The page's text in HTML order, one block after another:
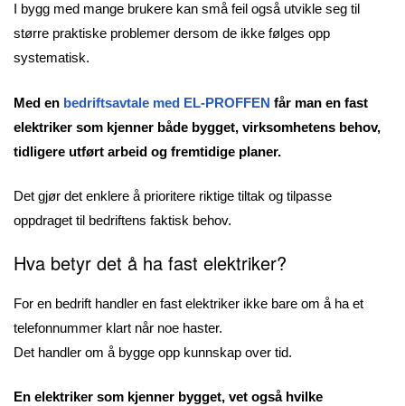
I bygg med mange brukere kan små feil også utvikle seg til
større praktiske problemer dersom de ikke følges opp
systematisk.
Med en bedriftsavtale med EL-PROFFEN får man en fast
elektriker som kjenner både bygget, virksomhetens behov,
tidligere utført arbeid og fremtidige planer.
Det gjør det enklere å prioritere riktige tiltak og tilpasse
oppdraget til bedriftens faktisk behov.
Hva betyr det å ha fast elektriker?
For en bedrift handler en fast elektriker ikke bare om å ha et
telefonnummer klart når noe haster.
Det handler om å bygge opp kunnskap over tid.
En elektriker som kjenner bygget, vet også hvilke